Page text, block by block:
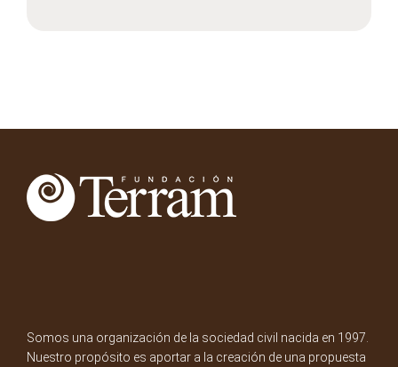
Somos una organización de la sociedad civil nacida en 1997.
Nuestro propósito es aportar a la creación de una propuesta